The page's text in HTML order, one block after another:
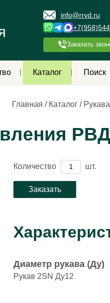
info@rrvd.ru
Заказать
Каталог Поиск
Главная / Каталог /
Количество шт.
Диаметр рукава (Ду)
Рукав 2SN Ду12